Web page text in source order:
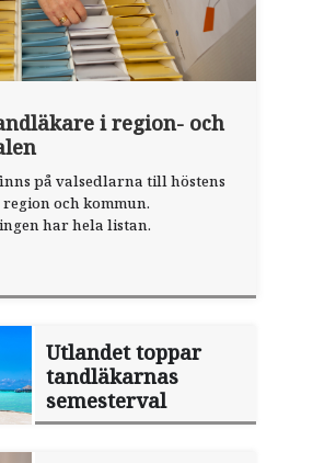
i region- och
på valsedlarna till höstens
och kommun.
har hela listan.
Utlandet toppar
tandläkarnas
semesterval